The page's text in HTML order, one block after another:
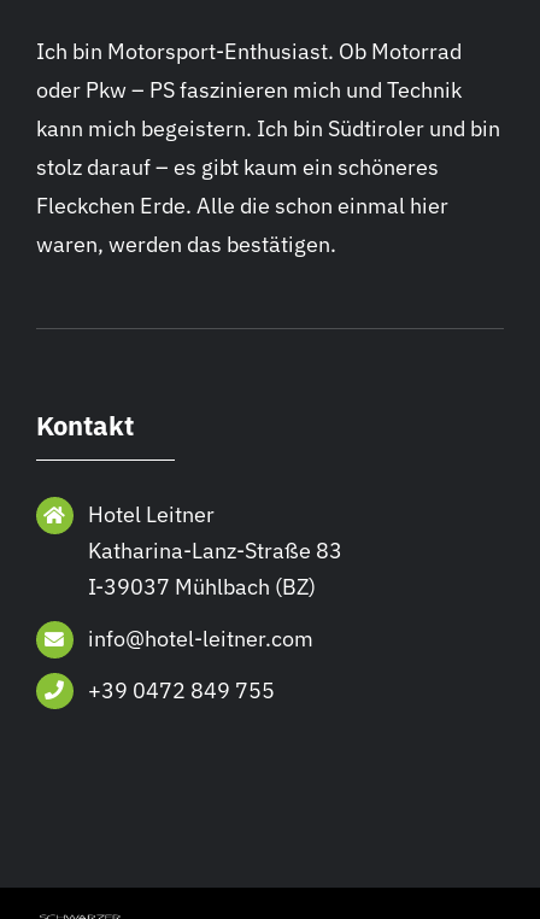
Ich bin Motorsport-Enthusiast. Ob Motorrad
oder Pkw – PS faszinieren mich und Technik
kann mich begeistern. Ich bin Südtiroler und bin
stolz darauf – es gibt kaum ein schöneres
Fleckchen Erde. Alle die schon einmal hier
waren, werden das bestätigen.
Kontakt
Hotel Leitner
Katharina-Lanz-Straße 83
I-39037 Mühlbach (BZ)
info@hotel-leitner.com
+39 0472 849 755